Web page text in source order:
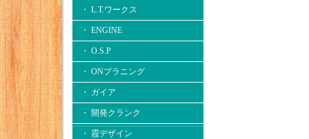
・ L.T.ワークス
・ ENGINE
・ O.S.P
・ ONプラニング
・ ガイア
・ 開発クランク
・ 霞デザイン